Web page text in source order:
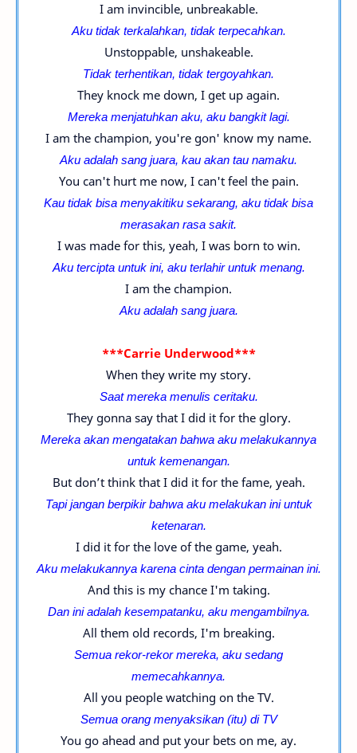
I am invincible, unbreakable.
Aku tidak terkalahkan, tidak terpecahkan.
Unstoppable, unshakeable.
Tidak terhentikan, tidak tergoyahkan.
They knock me down, I get up again.
Mereka menjatuhkan aku, aku bangkit lagi.
I am the champion, you're gon' know my name.
Aku adalah sang juara, kau akan tau namaku.
You can't hurt me now, I can't feel the pain.
Kau tidak bisa menyakitiku sekarang, aku tidak bisa
merasakan rasa sakit.
I was made for this, yeah, I was born to win.
Aku tercipta untuk ini, aku terlahir untuk menang.
I am the champion.
Aku adalah sang juara.
***Carrie Underwood***
When they write my story.
Saat mereka menulis ceritaku.
They gonna say that I did it for the glory.
Mereka akan mengatakan bahwa aku melakukannya
untuk kemenangan.
But don’t think that I did it for the fame, yeah.
Tapi jangan berpikir bahwa aku melakukan ini untuk
ketenaran.
I did it for the love of the game, yeah.
Aku melakukannya karena cinta dengan permainan ini.
And this is my chance I'm taking.
Dan ini adalah kesempatanku, aku mengambilnya.
All them old records, I'm breaking.
Semua rekor-rekor mereka, aku sedang
memecahkannya.
All you people watching on the TV.
Semua orang menyaksikan (itu) di TV
You go ahead and put your bets on me, ay.